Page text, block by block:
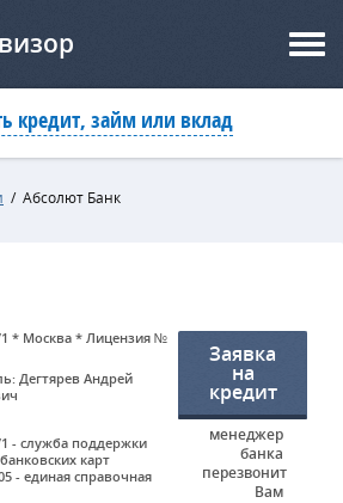
кредит, займ или вклад
/ Абсолют Банк
* Москва * Лицензия №
Дегтярев Андрей
- служба поддержки
карт
- единая справочная
Заявка
на
кредит
менеджер
банка
перезвонит
Вам